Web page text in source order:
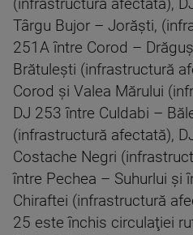
(infrastructură afectată),
Târgu Bujor – Jorăşti,
251A între Corod –
Brătuleşti (infrastructură
Corod şi Valea Mărului
DJ 253 între Culdabi –
(infrastructură afectată),
Costache Negri
între Pechea – Suhurlui şi
Chiraftei (infrastructură
25 este închis circulaţiei